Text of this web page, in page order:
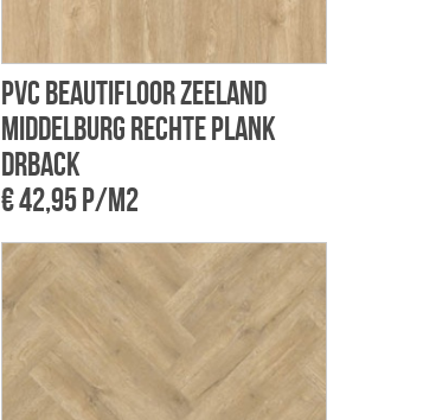
PVC Beautifloor Zeeland
Middelburg rechte plank
drback
€ 42,95 p/m2